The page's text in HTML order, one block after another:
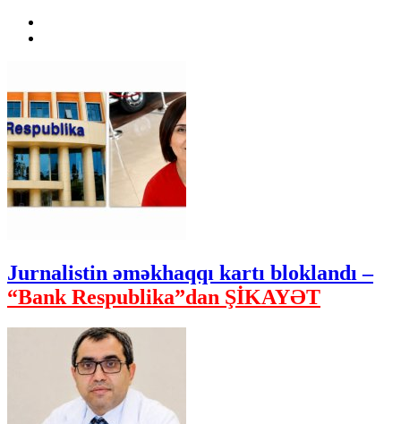
Jurnalistin əməkhaqqı kartı bloklandı –
“Bank Respublika”dan ŞİKAYƏT